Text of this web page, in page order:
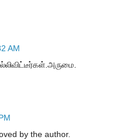
AM
by the author.